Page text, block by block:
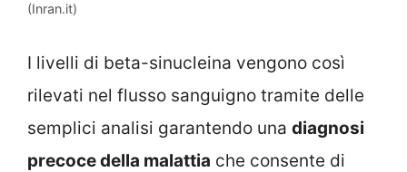
(Inran.it)
I livelli di beta-sinucleina vengono così
rilevati nel flusso sanguigno tramite delle
semplici analisi garantendo una diagnosi
precoce della malattia che consente di